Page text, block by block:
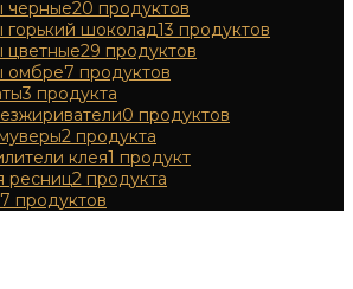
черные20 продуктов
горький шоколад13 продуктов
цветные29 продуктов
омбре7 продуктов
3 продукта
0 продуктов
2 продукта
клея1 продукт
ресниц2 продукта
продуктов